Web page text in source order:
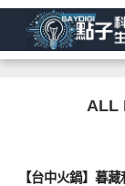
ALL
【台中火鍋】暮